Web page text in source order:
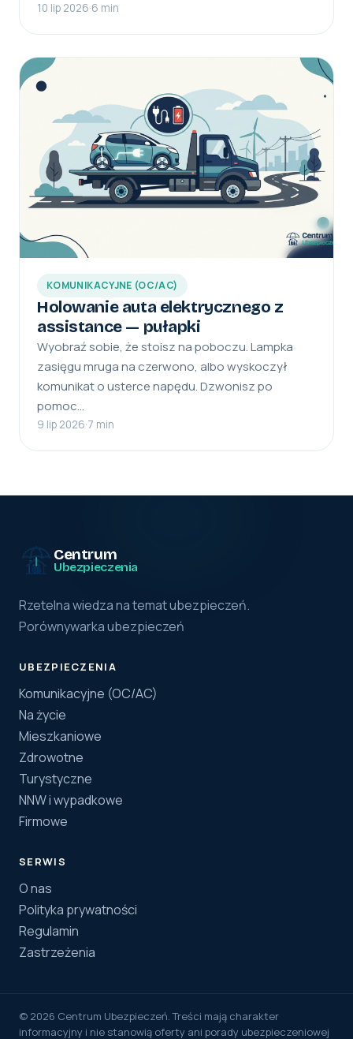
10 lip 2026·6 min
KOMUNIKACYJNE (OC/AC)
Holowanie auta elektrycznego z
assistance — pułapki
Wyobraź sobie, że stoisz na poboczu. Lampka
zasięgu mruga na czerwono, albo wyskoczył
komunikat o usterce napędu. Dzwonisz po
pomoc…
9 lip 2026·7 min
Centrum
Ubezpieczenia
Rzetelna wiedza na temat ubezpieczeń.
Porównywarka ubezpieczeń
UBEZPIECZENIA
Komunikacyjne (OC/AC)
Na życie
Mieszkaniowe
Zdrowotne
Turystyczne
NNW i wypadkowe
Firmowe
SERWIS
O nas
Polityka prywatności
Regulamin
Zastrzeżenia
© 2026 Centrum Ubezpieczeń. Treści mają charakter
informacyjny i nie stanowią oferty ani porady ubezpieczeniowej